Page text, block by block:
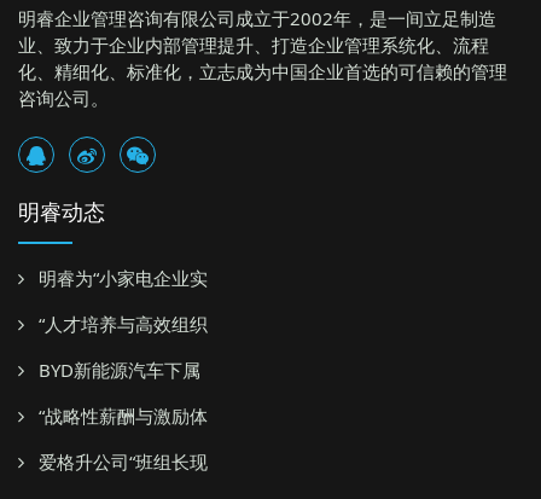
明睿企业管理咨询有限公司成立于2002年，是一间立足制造
业、致力于企业内部管理提升、打造企业管理系统化、流程
化、精细化、标准化，立志成为中国企业首选的可信赖的管理
咨询公司。
明睿动态
明睿为“小家电企业实
“人才培养与高效组织
BYD新能源汽车下属
“战略性薪酬与激励体
爱格升公司“班组长现